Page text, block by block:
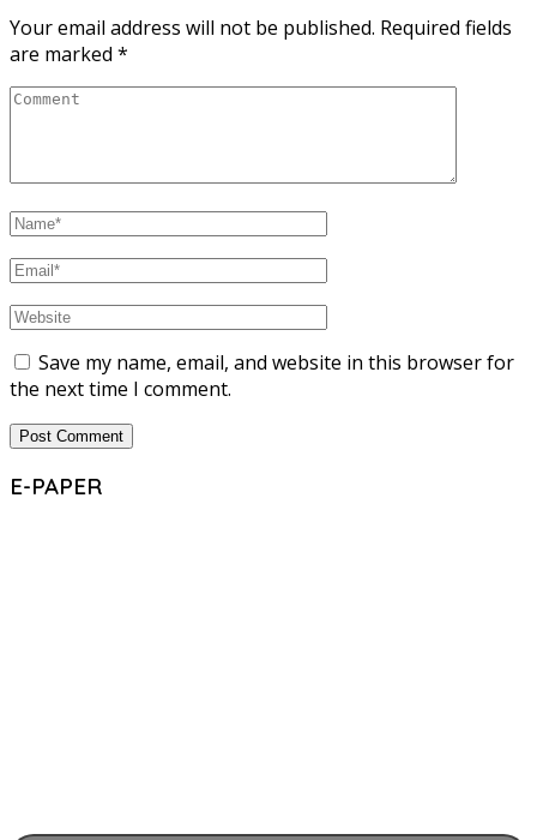
Your email address will not be published. Required fields
are marked *
Save my name, email, and website in this browser for
the next time I comment.
E-PAPER